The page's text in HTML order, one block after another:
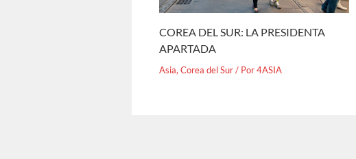
COREA DEL SUR: LA PRESIDENTA
APARTADA
Asia,Corea del Sur/ Por4ASIA